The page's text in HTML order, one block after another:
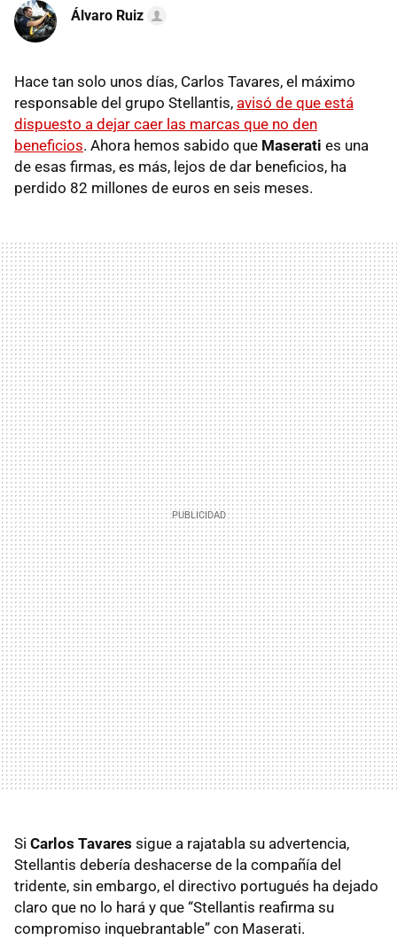
Álvaro Ruiz
Hace tan solo unos días, Carlos Tavares, el máximo
responsable del grupo Stellantis, avisó de que está
dispuesto a dejar caer las marcas que no den
beneficios. Ahora hemos sabido que Maserati es una
de esas firmas, es más, lejos de dar beneficios, ha
perdido 82 millones de euros en seis meses.
Si Carlos Tavares sigue a rajatabla su advertencia,
Stellantis debería deshacerse de la compañía del
tridente, sin embargo, el directivo portugués ha dejado
claro que no lo hará y que “Stellantis reafirma su
compromiso inquebrantable” con Maserati.